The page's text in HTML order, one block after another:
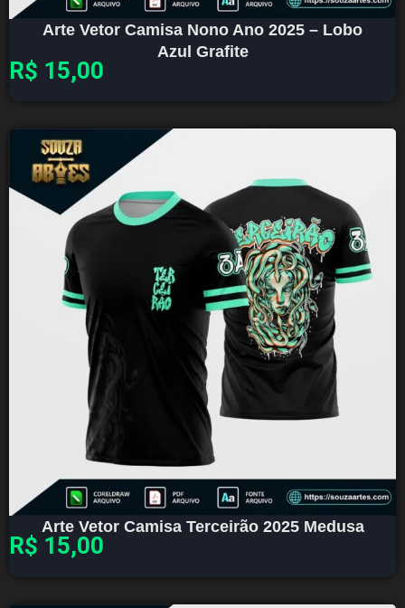
Arte Vetor Camisa Nono Ano 2025 – Lobo
Azul Grafite
R$ 15,00
Arte Vetor Camisa Terceirão 2025 Medusa
R$ 15,00